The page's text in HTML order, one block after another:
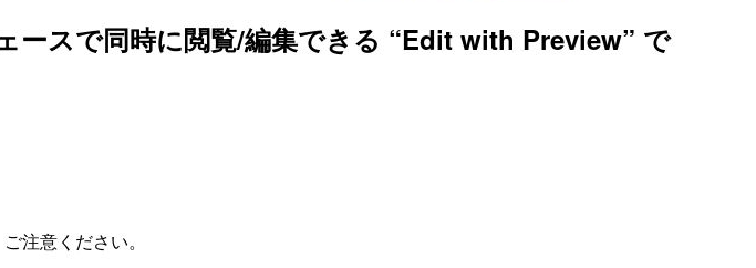
スで同時に閲覧/編集できる “Edit with Preview” で
注意ください。